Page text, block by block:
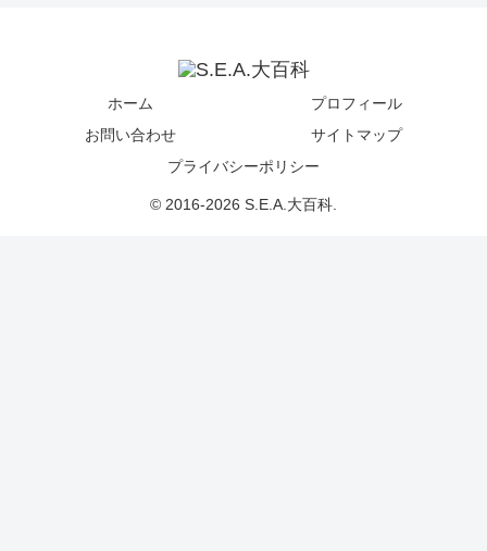
ホーム
プロフィール
お問い合わせ
サイトマップ
プライバシーポリシー
© 2016-2026 S.E.A.大百科.